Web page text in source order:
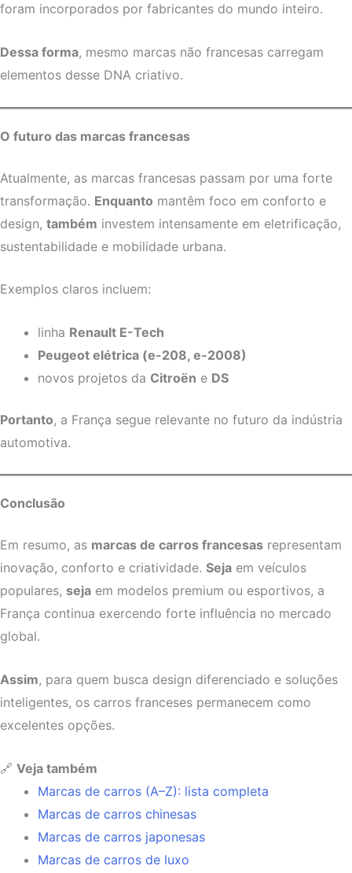
foram incorporados por fabricantes do mundo inteiro.
Dessa forma, mesmo marcas não francesas carregam
elementos desse DNA criativo.
O futuro das marcas francesas
Atualmente, as marcas francesas passam por uma forte
transformação. Enquanto mantêm foco em conforto e
design, também investem intensamente em eletrificação,
sustentabilidade e mobilidade urbana.
Exemplos claros incluem:
linha Renault E-Tech
Peugeot elétrica (e-208, e-2008)
novos projetos da Citroën e DS
Portanto, a França segue relevante no futuro da indústria
automotiva.
Conclusão
Em resumo, as marcas de carros francesas representam
inovação, conforto e criatividade. Seja em veículos
populares, seja em modelos premium ou esportivos, a
França continua exercendo forte influência no mercado
global.
Assim, para quem busca design diferenciado e soluções
inteligentes, os carros franceses permanecem como
excelentes opções.
🔗 Veja também
Marcas de carros (A–Z): lista completa
Marcas de carros chinesas
Marcas de carros japonesas
Marcas de carros de luxo